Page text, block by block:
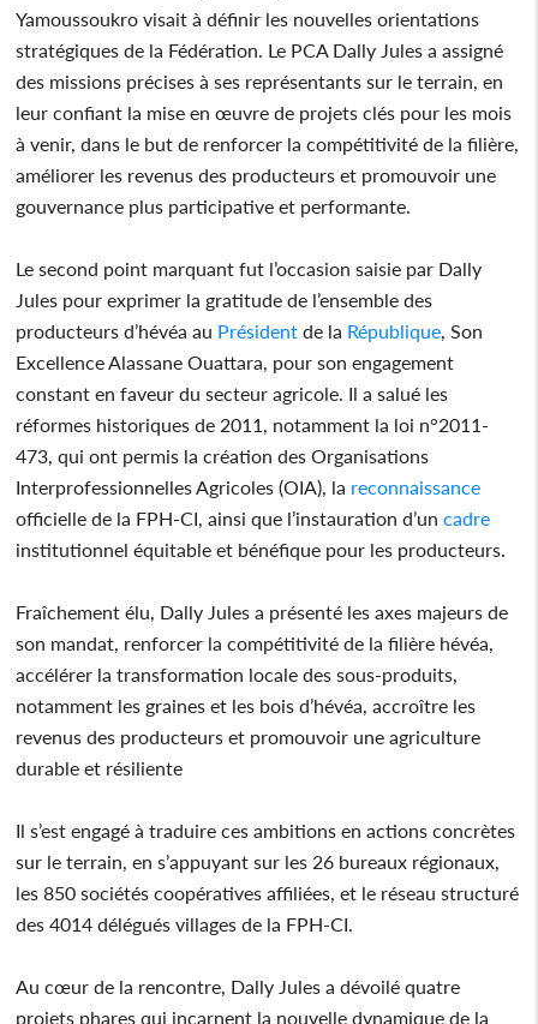
Yamoussoukro visait à définir les nouvelles orientations
stratégiques de la Fédération. Le PCA Dally Jules a assigné
des missions précises à ses représentants sur le terrain, en
leur confiant la mise en œuvre de projets clés pour les mois
à venir, dans le but de renforcer la compétitivité de la filière,
améliorer les revenus des producteurs et promouvoir une
gouvernance plus participative et performante.
Le second point marquant fut l’occasion saisie par Dally
Jules pour exprimer la gratitude de l’ensemble des
producteurs d’hévéa au Président de la République , Son
Excellence Alassane Ouattara, pour son engagement
constant en faveur du secteur agricole. Il a salué les
réformes historiques de 2011, notamment la loi n°2011-
473, qui ont permis la création des Organisations
Interprofessionnelles Agricoles (OIA), la reconnaissance
officielle de la FPH-CI, ainsi que l’instauration d’un cadre
institutionnel équitable et bénéfique pour les producteurs.
Fraîchement élu, Dally Jules a présenté les axes majeurs de
son mandat, renforcer la compétitivité de la filière hévéa,
accélérer la transformation locale des sous-produits,
notamment les graines et les bois d’hévéa, accroître les
revenus des producteurs et promouvoir une agriculture
durable et résiliente
Il s’est engagé à traduire ces ambitions en actions concrètes
sur le terrain, en s’appuyant sur les 26 bureaux régionaux,
les 850 sociétés coopératives affiliées, et le réseau structuré
des 4014 délégués villages de la FPH-CI.
Au cœur de la rencontre, Dally Jules a dévoilé quatre
projets phares qui incarnent la nouvelle dynamique de la